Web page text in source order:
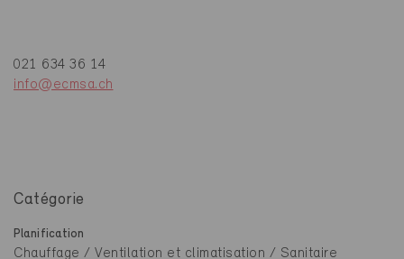
021 634 36 14
info@ecmsa.ch
Catégorie
Planification
Chauffage / Ventilation et climatisation / Sanitaire